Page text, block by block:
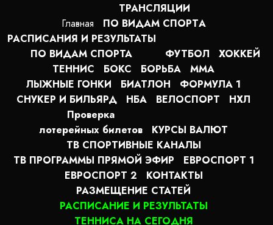
Главная
ТРАНСЛЯЦИИ
ПО ВИДАМ СПОРТA
РАСПИСАНИЯ И РЕЗУЛЬТАТЫ
ПО ВИДАМ СПОРТА
ФУТБОЛ
ХОККЕЙ
ТЕННИС
БОКС БОРЬБА
MMA
ЛЫЖНЫЕ ГОНКИ
БИАТЛОН
ФОРМУЛА 1
СНУКЕР И БИЛЬЯРД
НБА ВЕЛОСПОРТ
НХЛ
Проверка
лотерейных билетов
КУРСЫ ВАЛЮТ
ТВ СПОРТИВНЫЕ КАНАЛЫ
ТВ ПРОГРАММЫ ПРЯМОЙ ЭФИР
ЕВРОСПОРТ 1
ЕВРОСПОРТ 2
КОНТАКТЫ
РАЗМЕЩЕНИЕ СТАТЕЙ
РАСПИСАНИЕ И РЕЗУЛЬТАТЫ
ТЕННИСА НА СЕГОДНЯ